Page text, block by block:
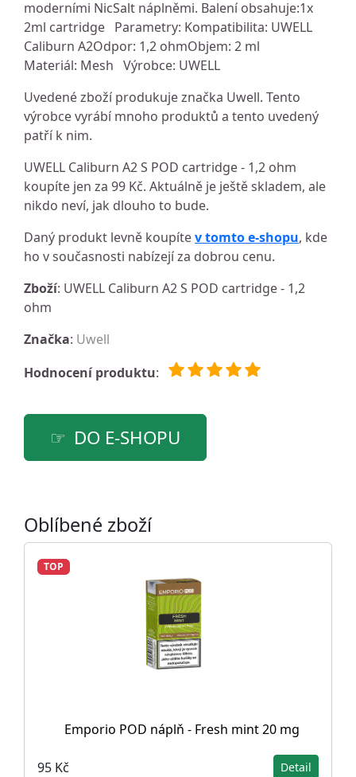
moderními NicSalt náplněmi. Balení obsahuje:1x
2ml cartridge Parametry: Kompatibilita: UWELL
Caliburn A2Odpor: 1,2 ohmObjem: 2 ml
Materiál: Mesh Výrobce: UWELL
Uvedené zboží produkuje značka Uwell. Tento
výrobce vyrábí mnoho produktů a tento uvedený
patří k nim.
UWELL Caliburn A2 S POD cartridge - 1,2 ohm
koupíte jen za 99 Kč. Aktuálně je ještě skladem, ale
nikdo neví, jak dlouho to bude.
Daný produkt levně koupítev tomto e-shopu, kde
ho v současnosti nabízejí za dobrou cenu.
Zboží: UWELL Caliburn A2 S POD cartridge - 1,2
ohm
Značka: Uwell
Hodnocení produktu:
DO E-SHOPU
Oblíbené zboží
TOP
Emporio POD náplň - Fresh mint 20 mg
95 Kč Detail